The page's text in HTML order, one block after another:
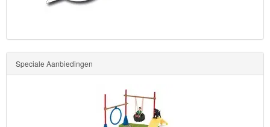
Back
to
School
Speciale Aanbiedingen